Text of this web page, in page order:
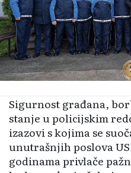
Sigurnost građana,
stanje u policijskim
izazovi s koji­ma se
unutrašnjih poslova
godinama privlače